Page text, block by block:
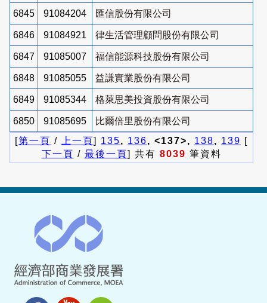
6845 91084204 匯信股份有限公司
6846 91084921 律生活管理顧問股份有限公司
6847 91085007 福信能源科技股份有限公司
6848 91085055 益謙實業股份有限公司
6849 91085344 格萊思美投資股份有限公司
6850 91085695
比爾倍里股份有限公司
[第一頁 / 上一頁] 135, 136, <137>, 138, 139 [
下一頁 / 最後一頁] 共有 8039 筆資料